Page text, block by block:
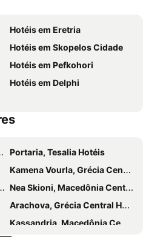
Maria Ss Greece
Pension Pineapple
Pension Laura
Mitsa
Vigles Sea View, Philian Hotels and Resorts
Ai Giannis
Kato Gatzea
Paralia Oreοn
Hotéis em Eretria
Hotéis em Skopelos Cidade
Hotéis em Pefkohori
Hotéis em Delphi
Portaria, Tesalia Hotéis
Kamena Vourla, Grécia Central Hotéis
Nea Skioni, Macedônia Central Hotéis
Arachova, Grécia Central Hotéis
Kassandria, Macedônia Central Hotéis